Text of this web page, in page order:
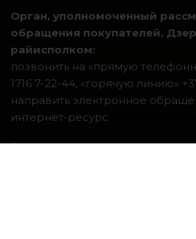
Орган, уполномоченный
обращения покупателей,
райисполком:
позвонить на «прямую
1716 7-22-44, «горячую линию»
направить электронное
интернет-ресурс
Система интернет-магазинов beseller